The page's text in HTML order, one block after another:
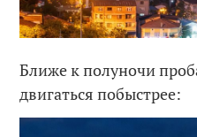
Ближе к полуночи
двигаться побыстрее: